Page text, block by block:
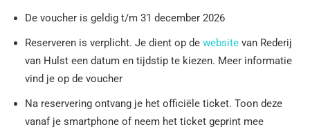
De voucher is geldig t/m 31 december 2026
Reserveren is verplicht. Je dient op dewebsite van Rederij
van Hulst een datum en tijdstip te kiezen. Meer informatie
vind je op de voucher
Na reservering ontvang je het officiële ticket. Toon deze
vanaf je smartphone of neem het ticket geprint mee